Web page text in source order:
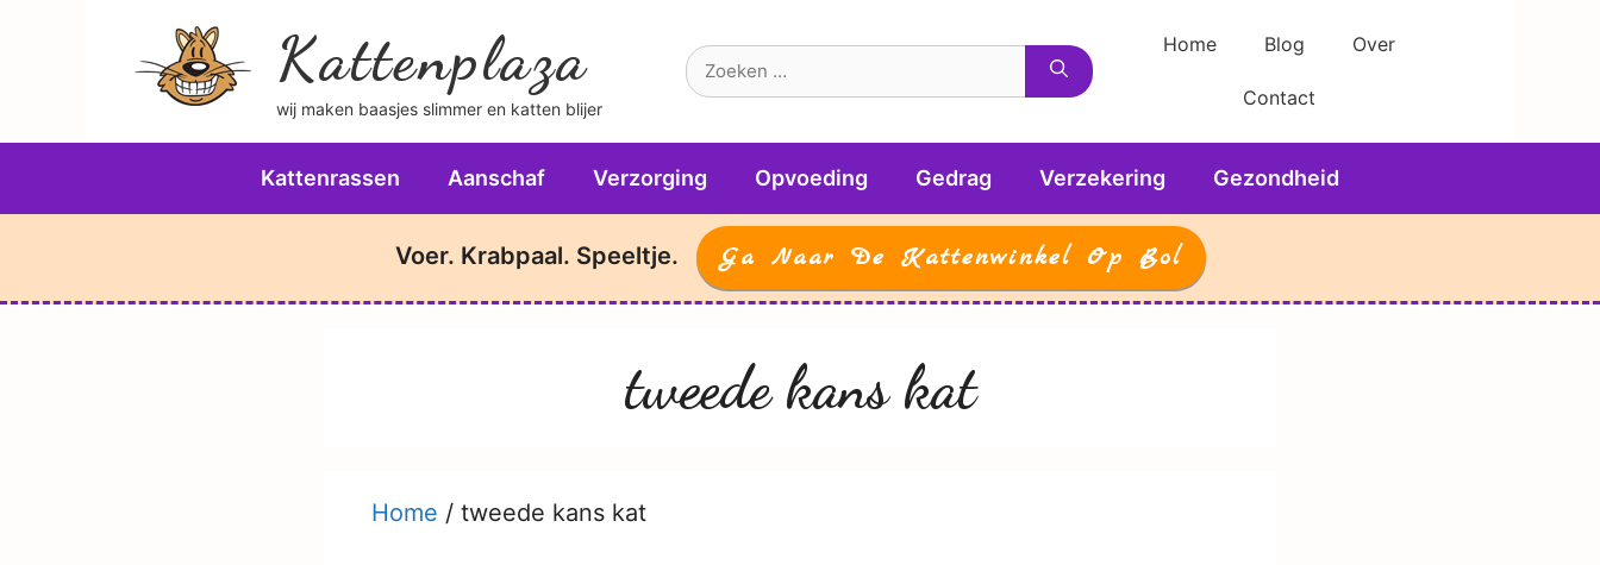
Kattenplaza
wij maken baasjes slimmer en katten blijer
Home Blog Over
Contact
Kattenrassen Aanschaf Verzorging Opvoeding Gedrag Verzekering Gezondheid
Voer. Krabpaal. Speeltje. Ga Naar De Kattenwinkel Op Bol
tweede kans kat
Home / tweede kans kat